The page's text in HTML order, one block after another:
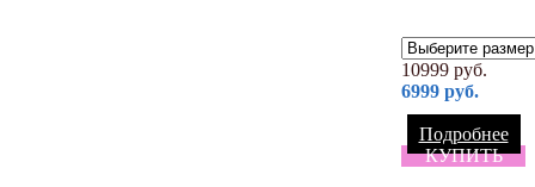
10999 руб.
6999 руб.
Подробнее
КУПИТЬ